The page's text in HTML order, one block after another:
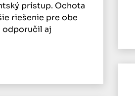
prístup. Ochota
riešenie pre obe
odporučil aj